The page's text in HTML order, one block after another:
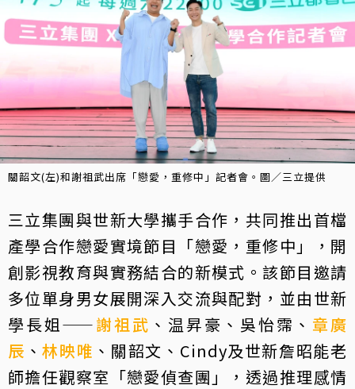
關韶文(左)和謝祖武出席「戀愛，重修中」記者會。圖／三立提供
三立集團與世新大學攜手合作，共同推出首檔
產學合作戀愛實境節目「戀愛，重修中」，開
創影視教育與實務結合的新模式。該節目邀請
多位單身男女展開深入交流與配對，並由世新
學長姐——謝祖武 、温昇豪、吳怡霈、 章廣
辰 、林映唯 、關韶文、Cindy及世新詹昭能老
師擔任觀察室「戀愛偵查團」，透過推理感情